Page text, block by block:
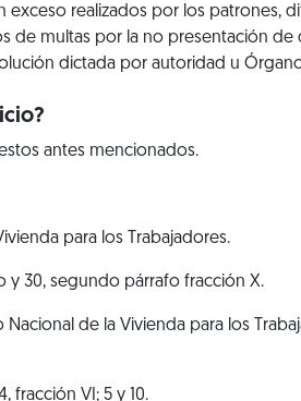
realizados por los patrones,
de multas por la no presentación de
dictada por autoridad u
antes mencionados.
para los Trabajadores.
y 30, segundo párrafo fracción X.
de la Vivienda para los
fracción VI; 5 y 10.